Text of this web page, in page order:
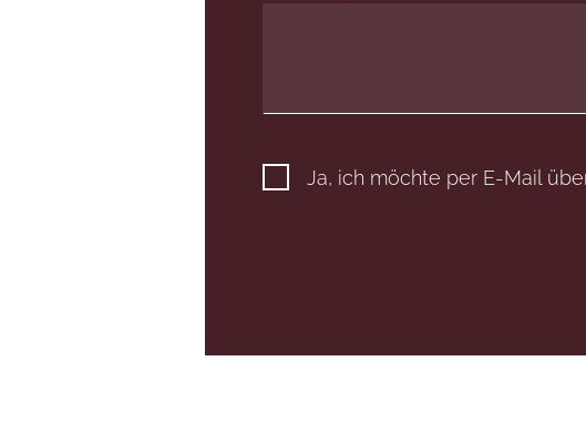
Ja, ich möchte per E-Mail